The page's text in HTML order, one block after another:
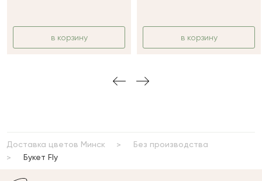
в корзину в корзину
Доставка цветов Минск
Без производства
Букет Fly